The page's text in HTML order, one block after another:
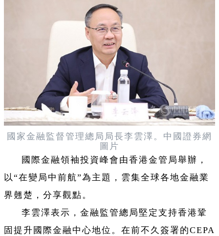
國家金融監督管理總局局長李雲澤。 中國證券網
圖片
國際金融領袖投資峰會由香港金管局舉辦，
以“在變局中前航”為主題，雲集全球各地金融業
界翹楚，分享觀點。
李雲澤表示，金融監管總局堅定支持香港鞏
固提升國際金融中心地位。在前不久簽署的CEPA